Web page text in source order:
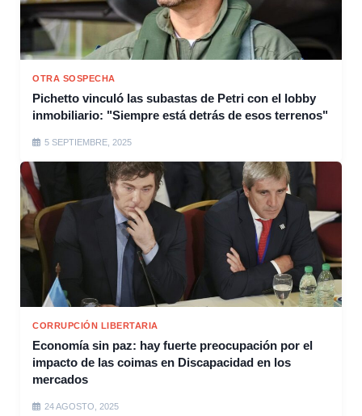
OTRA SOSPECHA
Pichetto vinculó las subastas de Petri con el lobby
inmobiliario: "Siempre está detrás de esos terrenos"
5 SEPTIEMBRE, 2025
CORRUPCIÓN LIBERTARIA
Economía sin paz: hay fuerte preocupación por el
impacto de las coimas en Discapacidad en los
mercados
24 AGOSTO, 2025